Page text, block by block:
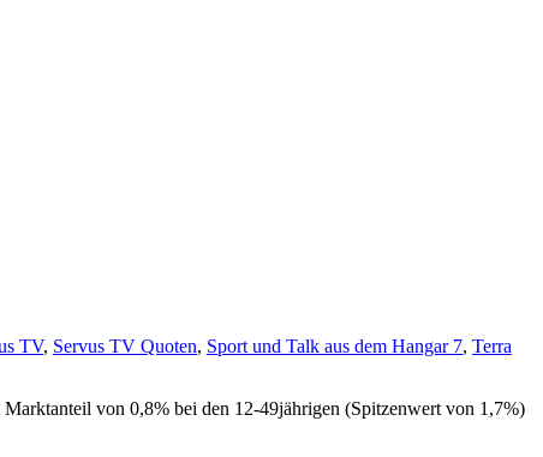
TV, Servus TV Quoten, Sport und Talk aus dem Hangar 7, Terra
von 0,8% bei den 12-49jährigen (Spitzenwert von 1,7%)